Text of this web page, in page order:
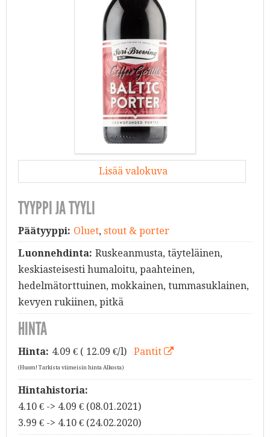
Lisää valokuva
TYYPPI JA TYYLI
Päätyyppi: Oluet, stout & porter
Luonnehdinta: Ruskeanmusta, täyteläinen,
keskiasteisesti humaloitu, paahteinen,
hedelmätorttuinen, mokkainen, tummasuklainen,
kevyen rukiinen, pitkä
HINTA
Hinta: 4.09 € ( 12.09 €/l) Pantit
(Huom! Tarkista viimeisin hinta Alkosta)
Hintahistoria:
4.10 € -> 4.09 € (08.01.2021)
3.99 € -> 4.10 € (24.02.2020)